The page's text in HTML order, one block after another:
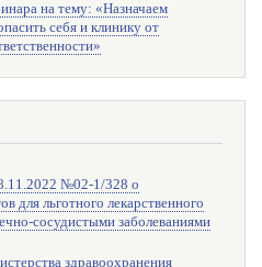
на тему: «Назначаем
себя и клинику от
№02-1/328 о
для льготного лекарственного
сосудистыми заболеваниями
здравоохранения